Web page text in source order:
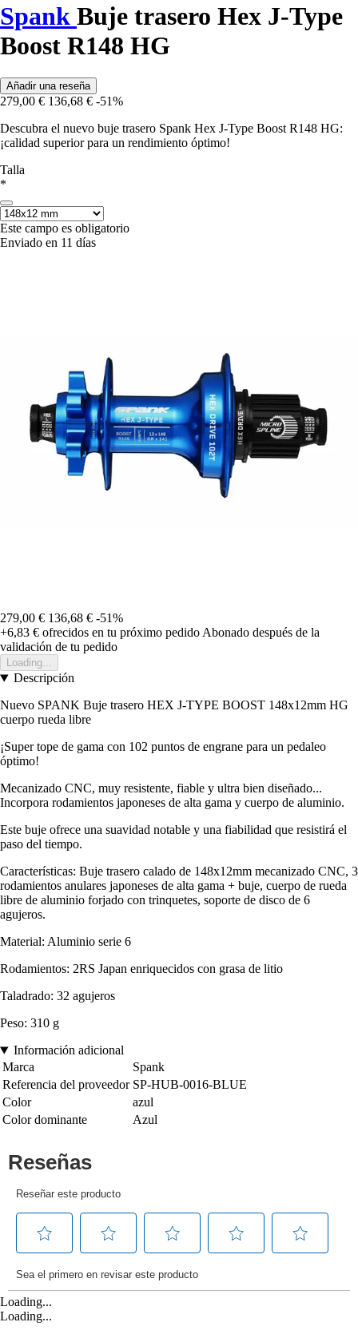
Spank Buje trasero Hex J-Type
Boost R148 HG
Añadir una reseña
279,00 € 136,68 € -51%
Descubra el nuevo buje trasero Spank Hex J-Type Boost R148 HG:
¡calidad superior para un rendimiento óptimo!
Talla
*
Este campo es obligatorio
Enviado en 11 días
279,00 € 136,68 € -51%
+6,83 € ofrecidos en tu próximo pedido Abonado después de la
validación de tu pedido
Loading...
Descripción
Nuevo SPANK Buje trasero HEX J-TYPE BOOST 148x12mm HG
cuerpo rueda libre
¡Super tope de gama con 102 puntos de engrane para un pedaleo
óptimo!
Mecanizado CNC, muy resistente, fiable y ultra bien diseñado...
Incorpora rodamientos japoneses de alta gama y cuerpo de aluminio.
Este buje ofrece una suavidad notable y una fiabilidad que resistirá el
paso del tiempo.
Características: Buje trasero calado de 148x12mm mecanizado CNC, 3
rodamientos anulares japoneses de alta gama + buje, cuerpo de rueda
libre de aluminio forjado con trinquetes, soporte de disco de 6
agujeros.
Material: Aluminio serie 6
Rodamientos: 2RS Japan enriquecidos con grasa de litio
Taladrado: 32 agujeros
Peso: 310 g
Información adicional
Marca
Spank
Referencia del proveedor SP-HUB-0016-BLUE
Color
azul
Color dominante
Azul
Loading...
Loading...